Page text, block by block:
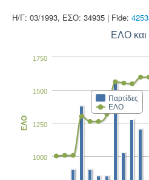
Η/Γ: 03/1993, ΕΣΟ: 34935 | Fide:
ΕΛΟ
Παρτίδες
ΕΛΟ
1000
1250
1500
1750
ΕΛΟ